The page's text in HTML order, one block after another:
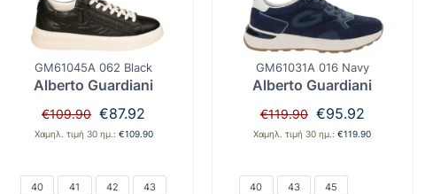
GM61045A 062 Black
Alberto Guardiani
€109.90 Original
was:
€87.92
τιμή
€87.92.
Χαμηλ. τιμή 30 ημ.: €109.90
40 41 42 43
GM61031A 016 Navy
Alberto Guardiani
€119.90 Original
was:
€95.92Η
τιμή
Χαμηλ. τιμή 30 ημ.:€119.90
40 43 45